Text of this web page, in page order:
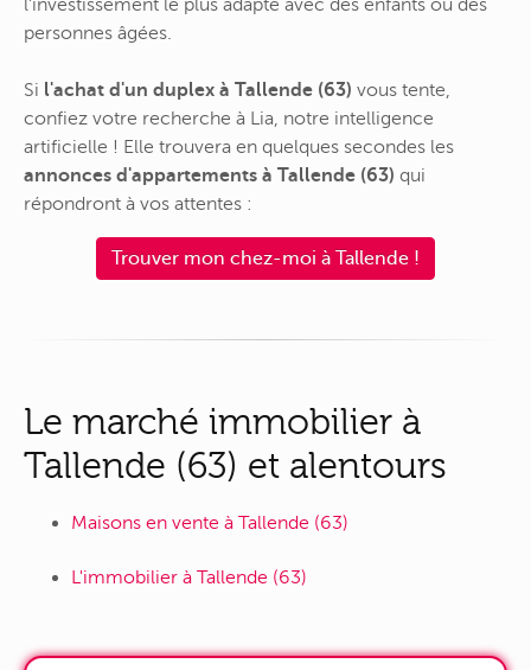
l'investissement le plus adapté avec des enfants ou des
personnes âgées.
Si l'achat d'un duplex à Tallende (63) vous tente,
confiez votre recherche à Lia, notre intelligence
artificielle ! Elle trouvera en quelques secondes les
annonces d'appartements à Tallende (63) qui
répondront à vos attentes :
Trouver mon chez-moi à Tallende !
Le marché immobilier à
Tallende (63) et alentours
Maisons en vente à Tallende (63)
L'immobilier à Tallende (63)